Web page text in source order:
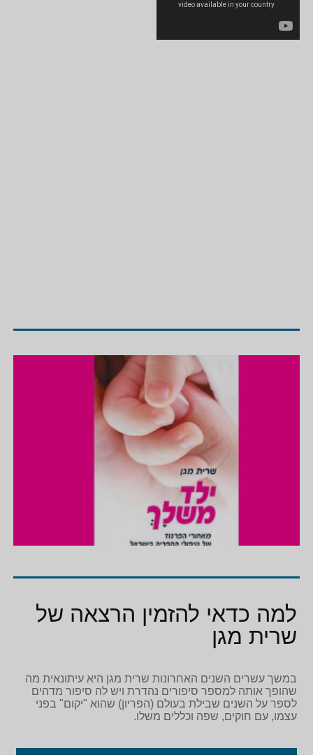
למה כדאי להזמין הרצאה של
שרית מגן
במשך עשרים השנים האחרונות שרית מגן היא עיתונאית מה
שהופך אותה למספר סיפורים נהדרת ויש לה סיפור מדהים
לספר על השנים שבילת בעולם (הפריון) שהוא "יקום" בפני
עצמו, עם חוקים, שפה וכללים משלו.